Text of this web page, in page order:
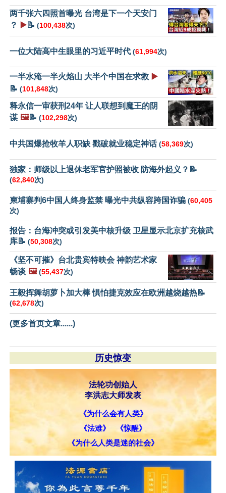
两千张六四照首曝光 台湾是下一个天安门
？
▶️📝 (100,438次)
一位大陆高中生眼里的习近平时代 (61,994次)
一半水淹一半火焰山 大半个中国在求救 ▶️
📝 (101,848次)
释永信一审获刑24年 让人联想到魔王的阴
谋 🖼️📝 (102,298次)
中共国爆抢牧羊人职缺 戳破就业稳定神话(58,369次)
独家：师级以上退休老军官护照被收 防海外起义？📝
(62,840次)
柬埔寨判6中国人终身监禁 曝光中共纵容跨国诈骗 (60,405
次)
报告：台海冲突或引发美中核升级 卫星显示北京扩充核武
库📝 (50,308次)
《坚不可摧》台北贵宾特映会 神韵艺术家
畅谈 🖼️ (55,437次)
王毅挥舞胡萝卜加大棒 惧怕捷克效应在欧洲越烧越热📝
(62,678次)
(更多首页文章......)
历史惊变
法轮功创始人
李洪志大师发表
《为什么会有人类》
《法难》
《惊醒》
《为什么人类是迷的社会》